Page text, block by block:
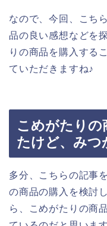
なので、今回、こち
品の良い感想などを
りの商品を購入する
ていただきますね♪
こめがたりの
たけど、みつ
多分、こちらの記事
の商品の購入を検討
ら、こめがたりの商